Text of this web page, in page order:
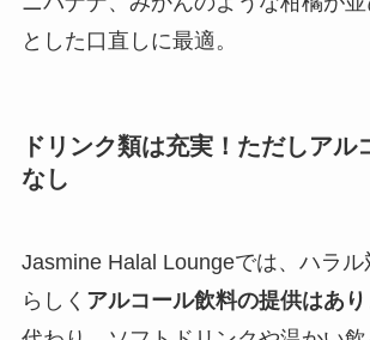
とした口直しに最適。
ドリンク類は充実！ただしアル
なし
Jasmine Halal Loungeでは、ハラ
らしく アルコール飲料の提供はあ